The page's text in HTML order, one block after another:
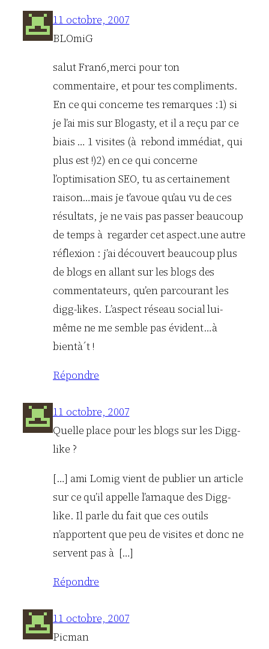
11 octobre, 2007
BLOmiG
salut Fran6,merci pour ton
commentaire, et pour tes compliments.
En ce qui concerne tes remarques :1) si
je l’ai mis sur Blogasty, et il a reçu par ce
biais … 1 visites (à rebond immédiat, qui
plus est !)2) en ce qui concerne
l’optimisation SEO, tu as certainement
raison…mais je t’avoue qu’au vu de ces
résultats, je ne vais pas passer beaucoup
de temps à regarder cet aspect.une autre
réflexion : j’ai découvert beaucoup plus
de blogs en allant sur les blogs des
commentateurs, qu’en parcourant les
digg-likes. L’aspect réseau social lui-
même ne me semble pas évident…à
bientà´t !
Répondre
11 octobre, 2007
Quelle place pour les blogs sur les Digg-
like ?
[…] ami Lomig vient de publier un article
sur ce qu’il appelle l’arnaque des Digg-
like. Il parle du fait que ces outils
n’apportent que peu de visites et donc ne
servent pas à […]
Répondre
11 octobre, 2007
Picman